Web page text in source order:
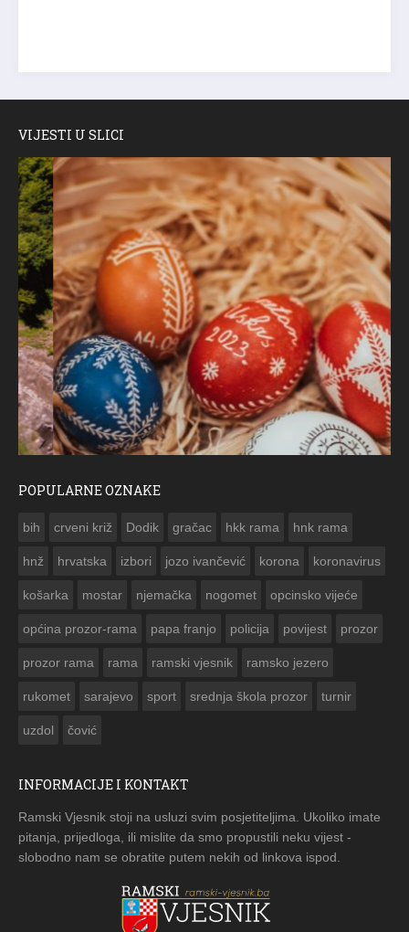
VIJESTI U SLICI
POPULARNE OZNAKE
bih crveni križ Dodik gračac hkk rama hnk rama
hnž hrvatska izbori jozo ivančević korona koronavirus
košarka mostar njemačka nogomet opcinsko vijeće
općina prozor-rama papa franjo policija povijest prozor
prozor rama rama ramski vjesnik ramsko jezero
rukomet sarajevo sport srednja škola prozor turnir
uzdol čović
INFORMACIJE I KONTAKT
Ramski Vjesnik stoji na usluzi svim posjetiteljima. Ukoliko imate
pitanja, prijedloga, ili mislite da smo propustili neku vijest -
slobodno nam se obratite putem nekih od linkova ispod.